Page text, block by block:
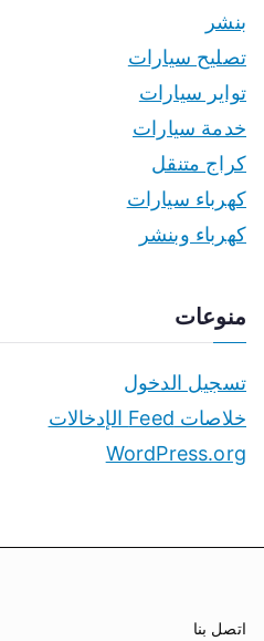
بنشر
تصليح سيارات
تواير سيارات
خدمة سيارات
كراج متنقل
كهرباء سيارات
كهرباء وبنشر
منوعات
تسجيل الدخول
خلاصات Feed الإدخالات
WordPress.org
اتصل بنا